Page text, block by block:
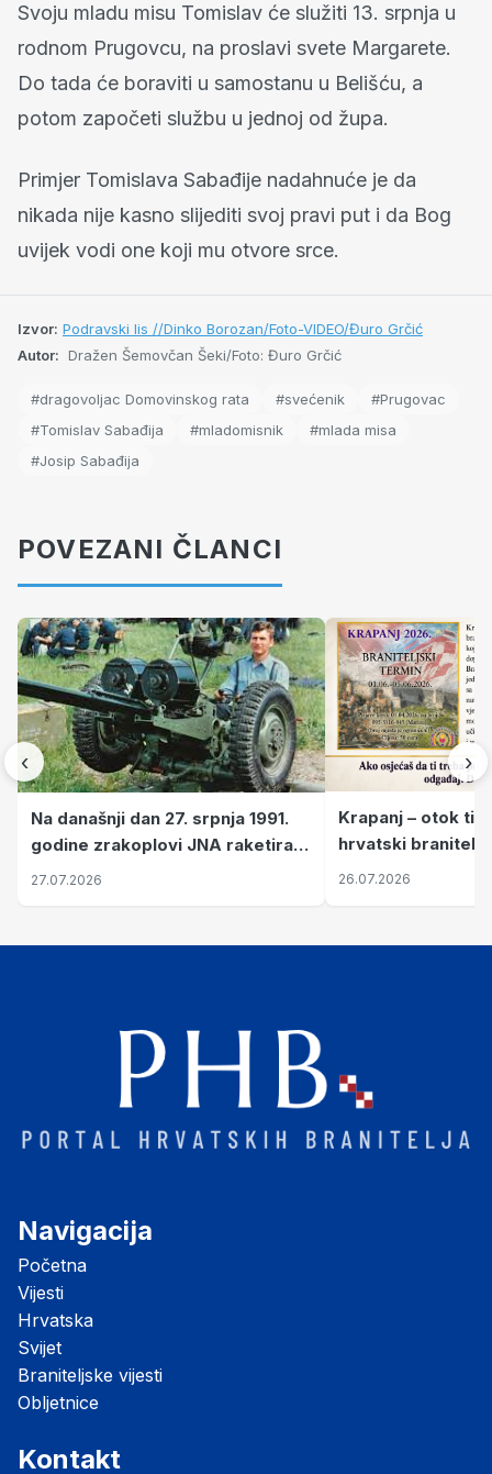
Svoju mladu misu Tomislav će služiti 13. srpnja u
rodnom Prugovcu, na proslavi svete Margarete.
Do tada će boraviti u samostanu u Belišću, a
potom započeti službu u jednoj od župa.
Primjer Tomislava Sabađije nadahnuće je da
nikada nije kasno slijediti svoj pravi put i da Bog
uvijek vodi one koji mu otvore srce.
Izvor: Podravski lis //Dinko Borozan/Foto-VIDEO/Đuro Grčić
Autor: Dražen Šemovčan Šeki/Foto: Đuro Grčić
#dragovoljac Domovinskog rata #svećenik
#Prugovac
#Tomislav Sabađija
#mladomisnik
#mlada misa
#Josip Sabađija
POVEZANI ČLANCI
‹
Na današnji dan 27. srpnja 1991.
godine zrakoplovi JNA raketirali
su vojarnu i obučni centar "Nikola
27.07.2026
Krapanj – otok
hrvatski branitelji
pronalaze mir
26.07.2026
›
Navigacija
Početna
Vijesti
Hrvatska
Svijet
Braniteljske vijesti
Obljetnice
Kontakt